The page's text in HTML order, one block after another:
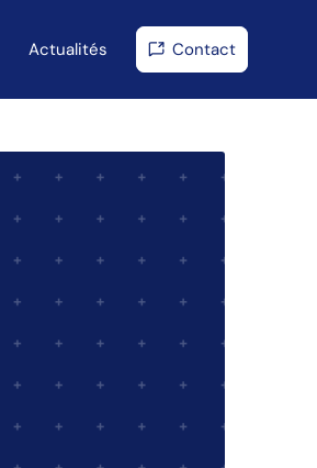
Actualités Contact